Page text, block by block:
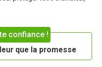
confiance !
que la promesse